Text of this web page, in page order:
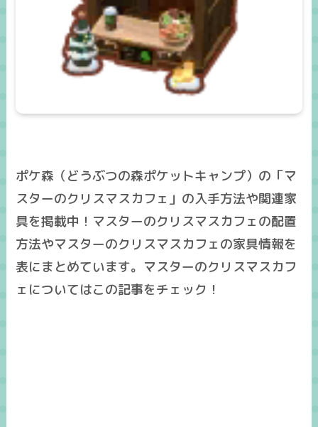
ポケ森（どうぶつの森ポケットキャンプ）の「マ
スターのクリスマスカフェ」の入手方法や関連家
具を掲載中！マスターのクリスマスカフェの配置
方法やマスターのクリスマスカフェの家具情報を
表にまとめています。マスターのクリスマスカフ
ェについてはこの記事をチェック！